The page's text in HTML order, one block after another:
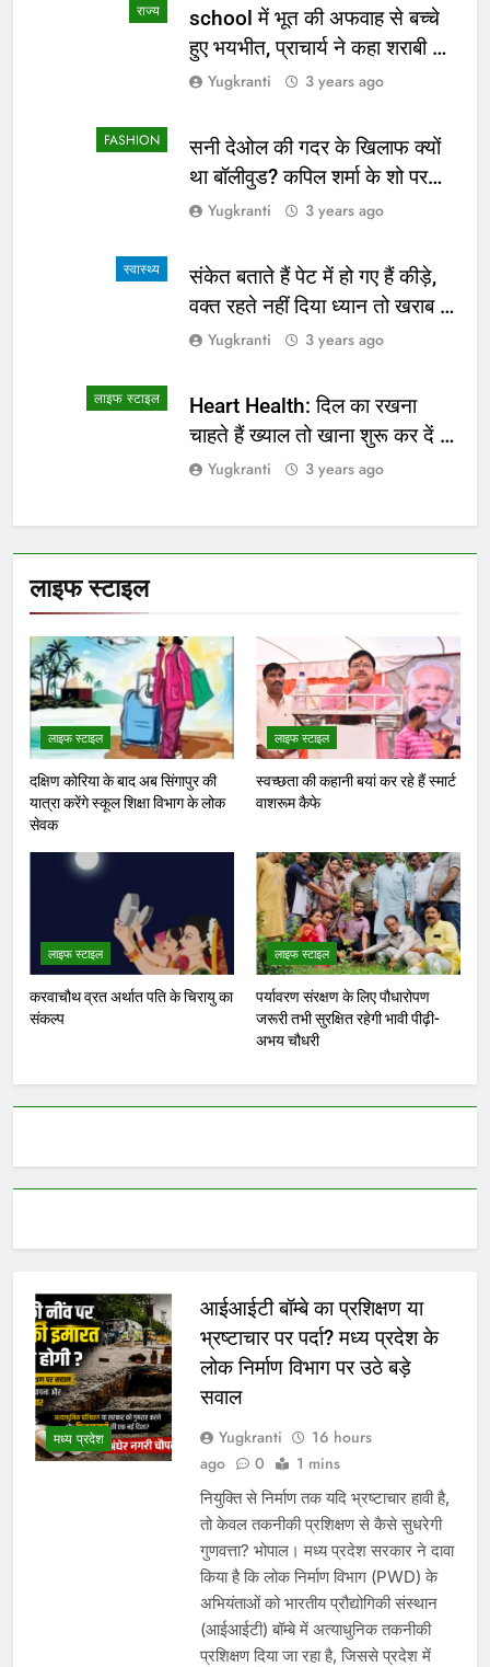
लाइफ स्टाइल
लाइफ स्टाइल
दक्षिण कोरिया के बाद अब सिंगापुर की
यात्रा करेंगे स्कूल शिक्षा विभाग के लोक
सेवक
लाइफ स्टाइल
स्वच्छता की कहानी बयां कर रहे हैं स्मार्ट
वाशरूम कैफे
लाइफ स्टाइल
करवाचौथ व्रत अर्थात पति के चिरायु का
संकल्प
लाइफ स्टाइल
पर्यावरण संरक्षण के लिए पौधारोपण
जरूरी तभी सुरक्षित रहेगी भावी पीढ़ी-
अभय चौधरी
राज्य
school में भूत की अफवाह से बच्चे
हुए भयभीत, प्राचार्य ने कहा शराबी ने
उड़ाई अफवाह
Yugkranti 3 years ago
FASHION
सनी देओल की गदर के खिलाफ क्यों
था बॉलीवुड? कपिल शर्मा के शो पर
सामने आई सच्चाई
Yugkranti 3 years ago
स्वास्थ्य
संकेत बताते हैं पेट में हो गए हैं कीड़े,
वक्त रहते नहीं दिया ध्यान तो खराब हो
जाएगी हालत
Yugkranti 3 years ago
लाइफ स्टाइल
Heart Health: दिल का रखना
चाहते हैं ख्याल तो खाना शुरू कर दें ये
4 चीजें
Yugkranti 3 years ago
मध्य प्रदेश
आईआईटी बॉम्बे का प्रशिक्षण या
भ्रष्टाचार पर पर्दा? मध्य प्रदेश के
लोक निर्माण विभाग पर उठे बड़े
सवाल
Yugkranti
16 hours
ago
0 1 mins
नियुक्ति से निर्माण तक यदि भ्रष्टाचार हावी है,
तो केवल तकनीकी प्रशिक्षण से कैसे सुधरेगी
गुणवत्ता? भोपाल। मध्य प्रदेश सरकार ने दावा
किया है कि लोक निर्माण विभाग (PWD) के
अभियंताओं को भारतीय प्रौद्योगिकी संस्थान
(आईआईटी) बॉम्बे में अत्याधुनिक तकनीकी
प्रशिक्षण दिया जा रहा है, जिससे प्रदेश में